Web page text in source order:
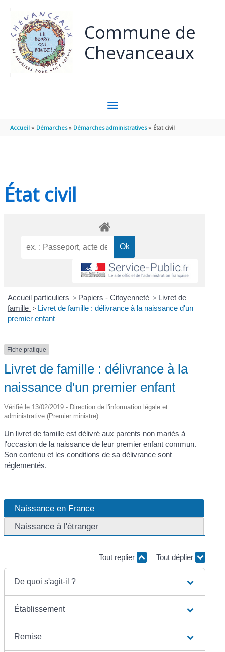
Commune de
Chevanceaux
MENU
PRINCIPAL
Accueil Démarches Démarches administratives État civil
État civil
Accueil particuliers > Papiers - Citoyenneté > Livret de
famille > Livret de famille : délivrance à la naissance d'un
premier enfant
Fiche pratique
Livret de famille : délivrance à la
naissance d'un premier enfant
Vérifié le 13/02/2019 - Direction de l'information légale et
administrative (Premier ministre)
Un livret de famille est délivré aux parents non mariés à
l'occasion de la naissance de leur premier enfant commun.
Son contenu et les conditions de sa délivrance sont
réglementés.
Naissance en France
Naissance à l'étranger
Tout replier Tout déplier
De quoi s'agit-il ?
Établissement
Remise